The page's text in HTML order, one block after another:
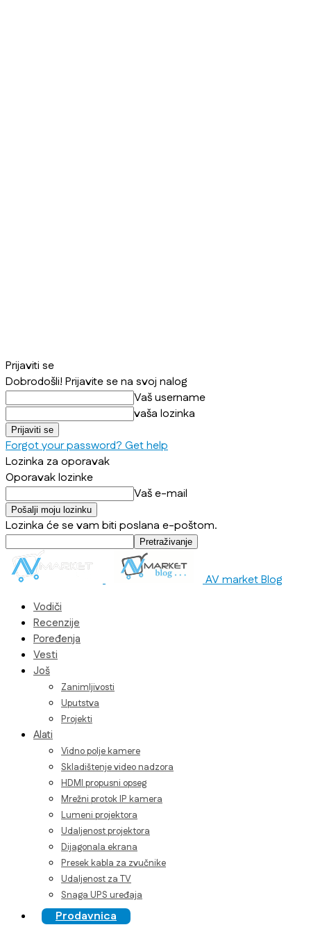
Prijaviti se
Dobrodošli! Prijavite se na svoj nalog
Vaš username
vaša lozinka
Forgot your password? Get help
Lozinka za oporavak
Oporavak lozinke
Vaš e-mail
Lozinka će se vam biti poslana e-poštom.
AV market Blog
Vodiči
Recenzije
Poređenja
Vesti
Još
Zanimljivosti
Uputstva
Projekti
Alati
Vidno polje kamere
Skladištenje video nadzora
HDMI propusni opseg
Mrežni protok IP kamera
Lumeni projektora
Udaljenost projektora
Dijagonala ekrana
Presek kabla za zvučnike
Udaljenost za TV
Snaga UPS uređaja
Prodavnica